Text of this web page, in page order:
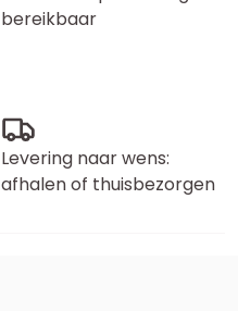
bereikbaar
Levering naar wens:
afhalen of thuisbezorgen